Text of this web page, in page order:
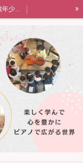
プレコース(3歳年少年中)
生徒さん保護者の声
»